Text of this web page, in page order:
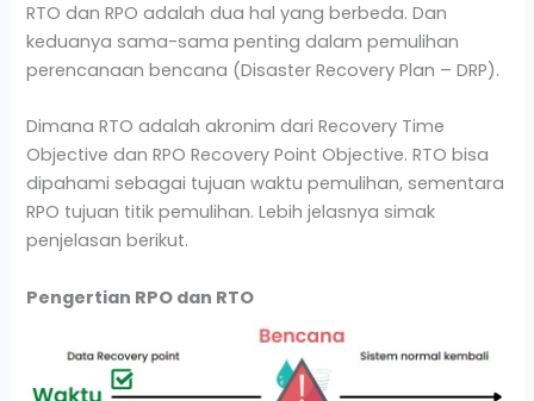
RTO dan RPO adalah dua hal yang berbeda. Dan
keduanya sama-sama penting dalam pemulihan
perencanaan bencana (Disaster Recovery Plan – DRP).
Dimana RTO adalah akronim dari Recovery Time
Objective dan RPO Recovery Point Objective. RTO bisa
dipahami sebagai tujuan waktu pemulihan, sementara
RPO tujuan titik pemulihan. Lebih jelasnya simak
penjelasan berikut.
Pengertian RPO dan RTO